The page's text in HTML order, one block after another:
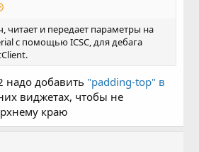
читает и передает параметры на
c помощью ICSC, для дебага
надо добавить "padding-top" в
виджетах, чтобы не
краю